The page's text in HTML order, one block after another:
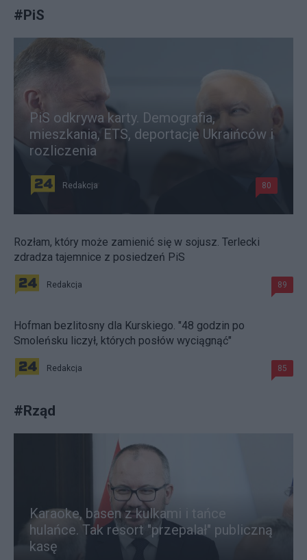
#PiS
PiS odkrywa karty. Demografia,
mieszkania, ETS, deportacje Ukraińców i
rozliczenia
Redakcja 80
Rozłam, który może zamienić się w sojusz. Terlecki
zdradza tajemnice z posiedzeń PiS
Redakcja 89
Hofman bezlitosny dla Kurskiego. "48 godzin po
Smoleńsku liczył, których posłów wyciągnąć"
Redakcja 85
#Rząd
Karaoke, basen z kulkami i tańce
hulańce. Tak resort "przepalał" publiczną
kasę